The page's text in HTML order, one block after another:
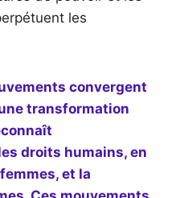
les
convergent
transformation
droits humains, en
et la